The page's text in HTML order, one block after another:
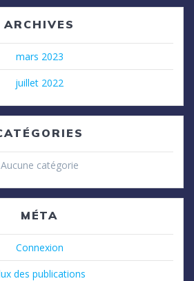
ARCHIVES
mars 2023
juillet 2022
Aucune catégorie
MÉTA
Connexion
des publications